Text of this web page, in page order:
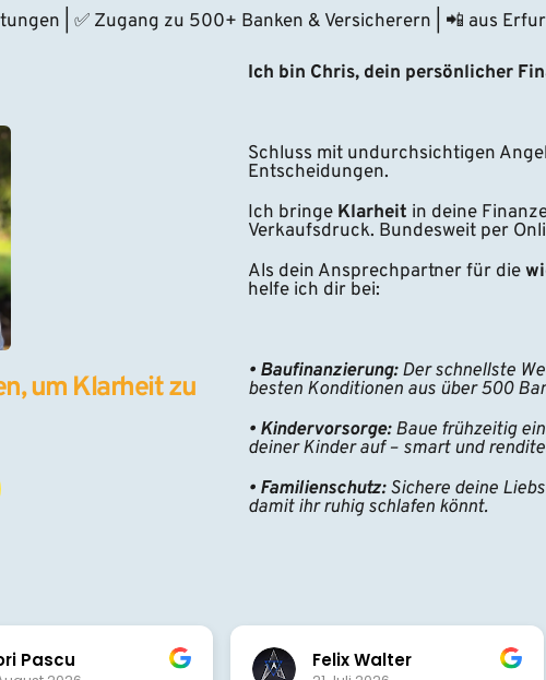
| ✅ Zugang zu 500+ Banken & Versicherern | 📲 aus
um Klarheit zu
Ich bin Chris, dein persönlicher
Schluss mit undurchsichtigen
Entscheidungen.
Ich bringe Klarheit in deine
Verkaufsdruck. Bundesweit per
Als dein Ansprechpartner für die
helfe ich dir bei:
• Baufinanzierung: Der schnellste
besten Konditionen aus über 500
• Kindervorsorge: Baue frühzeitig
deiner Kinder auf – smart und
• Familienschutz: Sichere deine
damit ihr ruhig schlafen könnt.
Walter T. Schön